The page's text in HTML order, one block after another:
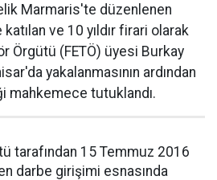
Marmaris'te düzenlenen
ve 10 yıldır firari olarak
Örgütü (FETÖ) üyesi Burkay
yakalanmasının ardından
mahkemece tutuklandı.
tarafından 15 Temmuz 2016
darbe girişimi esnasında